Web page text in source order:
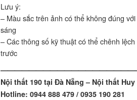
Lưu ý:
– Màu sắc trên ảnh có thể không đúng
sáng
– Các thông số kỹ thuật có thể chênh
trước
Nội thất 190 tại Đà Nẵng – Nội thất
Hotline: 0944 888 479 / 0935 190 281